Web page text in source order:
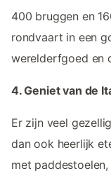
400 bruggen en
rondvaart in een
werelderfgoed en
4. Geniet van de
Er zijn veel
dan ook heerlijk
met